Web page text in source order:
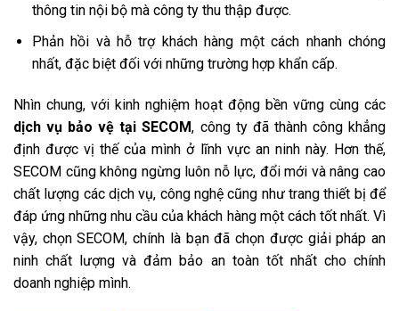
thông tin nội bộ mà công ty thu thập được.
Phản hồi và hỗ trợ khách hàng một cách nhanh chóng
nhất, đặc biệt đối với những trường hợp khẩn cấp.
Nhìn chung, với kinh nghiệm hoạt động bền vững cùng các
dịch vụ bảo vệ tại SECOM, công ty đã thành công khẳng
định được vị thế của mình ở lĩnh vực an ninh này. Hơn thế,
SECOM cũng không ngừng luôn nỗ lực, đổi mới và nâng cao
chất lượng các dịch vụ, công nghệ cũng như trang thiết bị để
đáp ứng những nhu cầu của khách hàng một cách tốt nhất. Vì
vậy, chọn SECOM, chính là bạn đã chọn được giải pháp an
ninh chất lượng và đảm bảo an toàn tốt nhất cho chính
doanh nghiệp mình.